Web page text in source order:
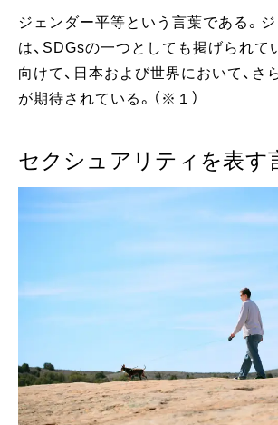
ジェンダー平等という言葉である。
は、SDGsの一つとしても掲げられて
向けて、日本および世界において、さ
が期待されている。（※１）
セクシュアリティを表す